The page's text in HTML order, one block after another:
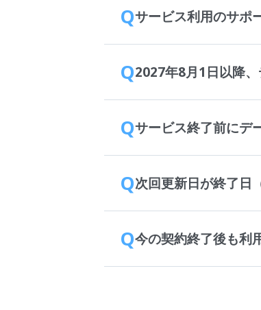
Qサービス利用のサポ
Q2027年8月1日以降、
Qサービス終了前にデ
Q次回更新日が終了日
Q今の契約終了後も利